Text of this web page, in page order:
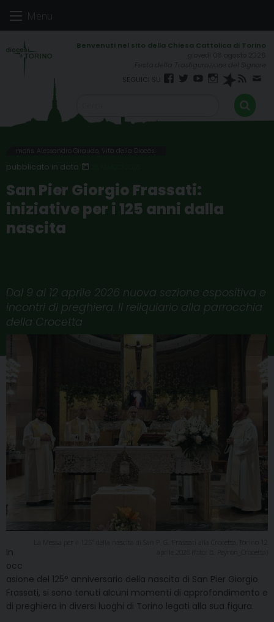
Menu
giovedì 06 agosto 2026
Festa della Trasfigurazione del Signore
Facebook
TwitterYouTube
Instagram
Spreaker
RSS
FEED
mons. Alessandro Giraudo
Vita della Diocesi
San Pier Giorgio Frassati:
iniziative per i 125 anni dalla
nascita
Dal 9 al 12 aprile 2026 nuova sezione espositiva e
incontri di preghiera. Il reliquiario alla parrocchia
della Crocetta
In
occ
asione del 125° anniversario della nascita di San Pier Giorgio
Frassati, si sono tenuti alcuni momenti di approfondimento e
di preghiera in diversi luoghi di Torino legati alla sua figura.